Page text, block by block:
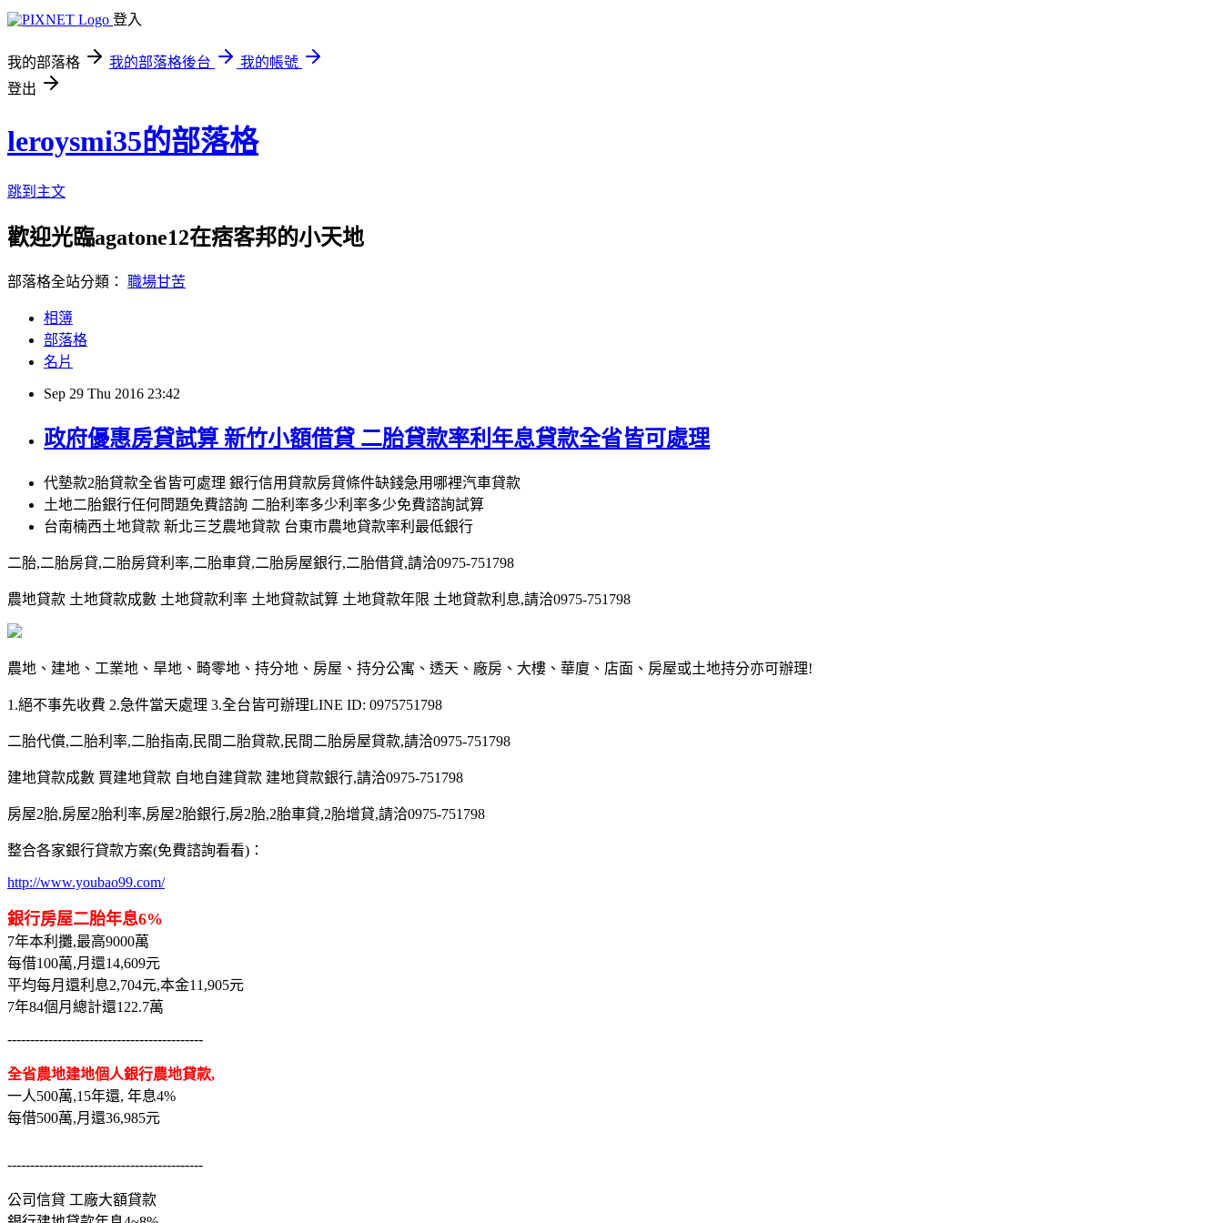
登入
我的部落格 我的部落格後台
我的帳號
登出
leroysmi35的部落格
跳到主文
歡迎光臨agatone12在痞客邦的小天地
部落格全站分類： 職場甘苦
相簿
部落格
名片
Sep 29 Thu 2016 23:42
政府優惠房貸試算 新竹小額借貸 二胎貸款率利年息貸款全省皆可處理
代墊款2胎貸款全省皆可處理 銀行信用貸款房貸條件缺錢急用哪裡汽車貸款
土地二胎銀行任何問題免費諮詢 二胎利率多少利率多少免費諮詢試算
台南楠西土地貸款 新北三芝農地貸款 台東市農地貸款率利最低銀行
二胎,二胎房貸,二胎房貸利率,二胎車貸,二胎房屋銀行,二胎借貸,請洽0975-751798
農地貸款 土地貸款成數 土地貸款利率 土地貸款試算 土地貸款年限 土地貸款利息,請洽0975-751798
農地、建地、工業地、旱地、畸零地、持分地、房屋、持分公寓、透天、廠房、大樓、華廈、店面、房屋或土地持分亦可辦理!
1.絕不事先收費 2.急件當天處理 3.全台皆可辦理LINE ID: 0975751798
二胎代償,二胎利率,二胎指南,民間二胎貸款,民間二胎房屋貸款,請洽0975-751798
建地貸款成數 買建地貸款 自地自建貸款 建地貸款銀行,請洽0975-751798
房屋2胎,房屋2胎利率,房屋2胎銀行,房2胎,2胎車貸,2胎增貸,請洽0975-751798
整合各家銀行貸款方案(免費諮詢看看)：
http://www.youbao99.com/
銀行房屋二胎年息6%
7年本利攤,最高9000萬
每借100萬,月還14,609元
平均每月還利息2,704元,本金11,905元
7年84個月總計還122.7萬
-------------------------------------------
全省農地建地個人銀行農地貸款,
一人500萬,15年還, 年息4%
每借500萬,月還36,985元
-------------------------------------------
公司信貸 工廠大額貸款